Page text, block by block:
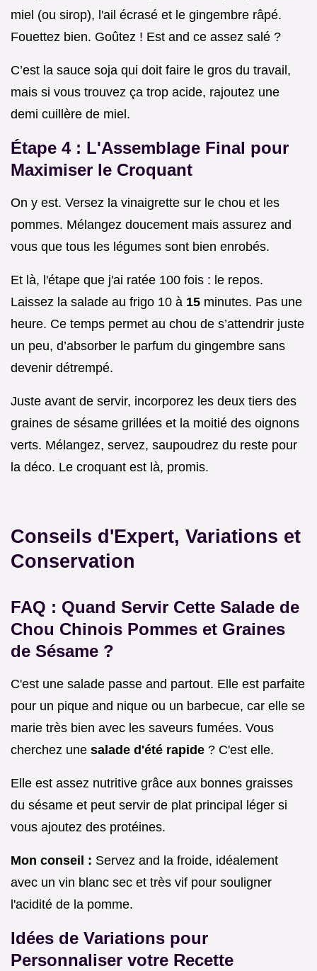
miel (ou sirop), l'ail écrasé et le gingembre râpé.
Fouettez bien. Goûtez ! Est and ce assez salé ?
C’est la sauce soja qui doit faire le gros du travail,
mais si vous trouvez ça trop acide, rajoutez une
demi cuillère de miel.
Étape 4 : L'Assemblage Final pour
Maximiser le Croquant
On y est. Versez la vinaigrette sur le chou et les
pommes. Mélangez doucement mais assurez and
vous que tous les légumes sont bien enrobés.
Et là, l'étape que j'ai ratée 100 fois : le repos.
Laissez la salade au frigo 10 à 15 minutes. Pas une
heure. Ce temps permet au chou de s’attendrir juste
un peu, d’absorber le parfum du gingembre sans
devenir détrempé.
Juste avant de servir, incorporez les deux tiers des
graines de sésame grillées et la moitié des oignons
verts. Mélangez, servez, saupoudrez du reste pour
la déco. Le croquant est là, promis.
Conseils d'Expert, Variations et
Conservation
FAQ : Quand Servir Cette Salade de
Chou Chinois Pommes et Graines
de Sésame ?
C'est une salade passe and partout. Elle est parfaite
pour un pique and nique ou un barbecue, car elle se
marie très bien avec les saveurs fumées. Vous
cherchez une salade d'été rapide ? C'est elle.
Elle est assez nutritive grâce aux bonnes graisses
du sésame et peut servir de plat principal léger si
vous ajoutez des protéines.
Mon conseil : Servez and la froide, idéalement
avec un vin blanc sec et très vif pour souligner
l'acidité de la pomme.
Idées de Variations pour
Personnaliser votre Recette